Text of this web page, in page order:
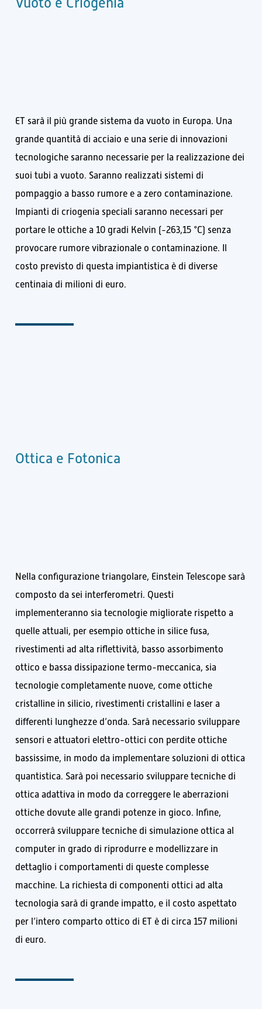
ET sarà il più grande sistema da vuoto in Europa. Una
grande quantità di acciaio e una serie di innovazioni
tecnologiche saranno necessarie per la realizzazione dei
suoi tubi a vuoto. Saranno realizzati sistemi di
pompaggio a basso rumore e a zero contaminazione.
Impianti di criogenia speciali saranno necessari per
portare le ottiche a 10 gradi Kelvin (-263,15 °C) senza
provocare rumore vibrazionale o contaminazione. Il
costo previsto di questa impiantistica è di diverse
centinaia di milioni di euro.
Ottica e Fotonica
Nella configurazione triangolare, Einstein Telescope sarà
composto da sei interferometri. Questi
implementeranno sia tecnologie migliorate rispetto a
quelle attuali, per esempio ottiche in silice fusa,
rivestimenti ad alta riflettività, basso assorbimento
ottico e bassa dissipazione termo-meccanica, sia
tecnologie completamente nuove, come ottiche
cristalline in silicio, rivestimenti cristallini e laser a
differenti lunghezze d’onda. Sarà necessario sviluppare
sensori e attuatori elettro-ottici con perdite ottiche
bassissime, in modo da implementare soluzioni di ottica
quantistica. Sarà poi necessario sviluppare tecniche di
ottica adattiva in modo da correggere le aberrazioni
ottiche dovute alle grandi potenze in gioco. Infine,
occorrerà sviluppare tecniche di simulazione ottica al
computer in grado di riprodurre e modellizzare in
dettaglio i comportamenti di queste complesse
macchine. La richiesta di componenti ottici ad alta
tecnologia sarà di grande impatto, e il costo aspettato
per l’intero comparto ottico di ET è di circa 157 milioni
di euro.